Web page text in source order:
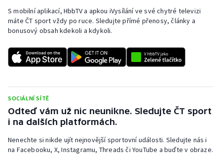
Short track
Sportovní střelba
Triatlon
Veslování
Vodní slalom
S mobilní aplikací, HbbTV a apkou iVysílání ve své chytré televizi
máte ČT sport vždy po ruce. Sledujte přímé přenosy, články a
bonusový obsah kdekoli a kdykoli.
SOCIÁLNÍ SÍTĚ
Odteď vám už nic neunikne. Sledujte ČT sport
i na dalších platformách.
Nenechte si nikde ujít nejnovější sportovní události. Sledujte nás i
na Facebooku, X, Instagramu, Threads či YouTube a buďte v obraze.